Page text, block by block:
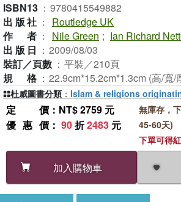
ISBN13 ： 9780415549882
出版社 ：
Routledge UK
作者 ： Nile Green ; Ian Richard
出版日 ： 2009/08/03
裝訂／頁數 ： 平裝／210頁
規格 ： 22.9cm*15.2cm*1.3cm (高/寬/
定價 ：NT$ 2759 元
優惠價 ： 90折2483 元
加入購物車
無庫存，
45-60天)
下單可得
杜威圖書分類 ： Islam & religions